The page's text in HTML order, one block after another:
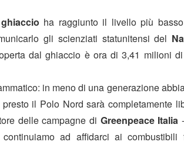
ha raggiunto il livello più
gli scienziati statunitensi del
dal ghiaccio è ora di 3,41 milioni
in meno di una generazione
il Polo Nord sarà completamente
delle campagne di Greenpeace Italia
continuiamo ad affidarci ai